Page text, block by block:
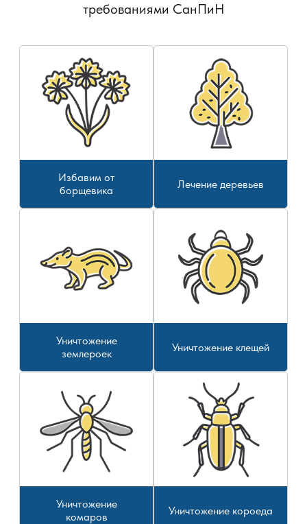
требованиями СанПиН
Избавим от
борщевика
Лечение деревьев
Уничтожение
землероек
Уничтожение клещей
Уничтожение
комаров
Уничтожение короеда